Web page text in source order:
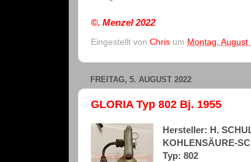
©. Menzel2022
Eingestellt von Chris um Montag, August
FREITAG, 5. AUGUST 2022
GLORIA Typ 802 Bj. 1955
Hersteller: H.
KOHLENSÄURE-
Typ: 802